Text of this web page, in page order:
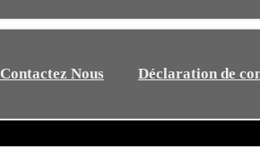
Contactez Nous Déclaration de